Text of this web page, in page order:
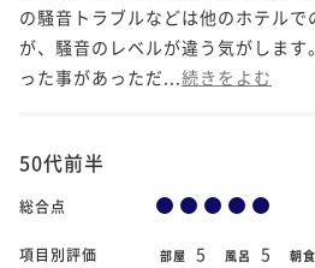
の騒音トラブルなどは他のホテル
が、騒音のレベルが違う気がしま
った事があっただ... 続きをよむ
50代前半
総合点
項目別評価 部屋 5 風呂 5 朝食